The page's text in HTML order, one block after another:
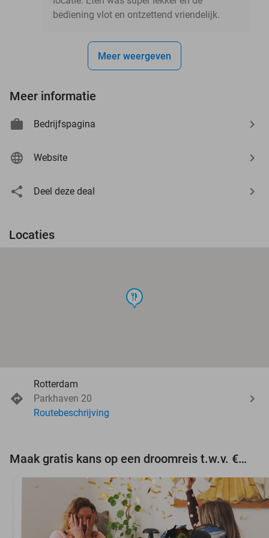
bediening vlot en ontzettend vriendelijk.
Meer weergeven
Meer informatie
Bedrijfspagina
Website
Deel deze deal
Locaties
food
Rotterdam
Parkhaven 20
Routebeschrijving
Maak gratis kans op een droomreis t.w.v. €3.000!